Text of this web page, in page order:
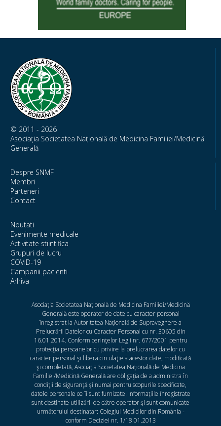
© 2011 - 2026
Asociația Societatea Națională de Medicina Familiei/Medicină
Generală
Despre SNMF
Membri
Parteneri
Contact
Noutati
Evenimente medicale
Activitate stiintifica
Grupuri de lucru
COVID-19
Campanii pacienti
Arhiva
Asociația Societatea Națională de Medicina Familiei/Medicină
Generală este operator de date cu caracter personal
înregistrat la Autoritatea Naţională de Supraveghere a
Prelucrării Datelor cu Caracter Personal cu nr. 30605 din
16.01.2014. Conform cerinţelor Legii nr. 677/2001 pentru
protecţia persoanelor cu privire la prelucrarea datelor cu
caracter personal şi libera circulaţie a acestor date, modificată
şi completată, Asociația Societatea Națională de Medicina
Familiei/Medicină Generală are obligaţia de a administra în
condiţii de siguranţă şi numai pentru scopurile specificate,
datele personale ce îi sunt furnizate. Informaţiile înregistrate
sunt destinate utilizării de către operator şi sunt comunicate
următorului destinatar: Colegiul Medicilor din România -
conform Deciziei nr. 1/18.01.2013